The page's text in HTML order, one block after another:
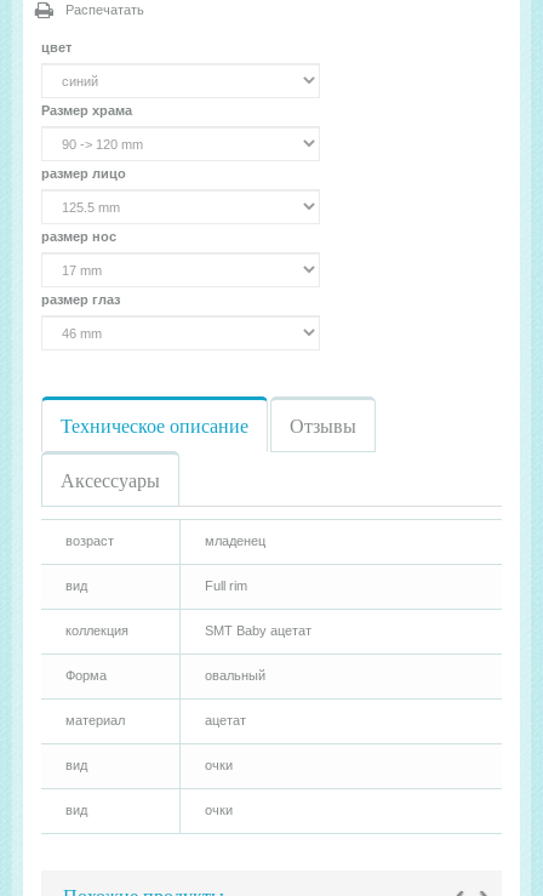
Распечатать
цвет
Размер храма
размер лицо
размер нос
размер глаз
Техническое описание Отзывы
Аксессуары
возраст младенец
вид Full rim
коллекция SMT Baby ацетат
Форма овальный
материал ацетат
вид очки
вид очки